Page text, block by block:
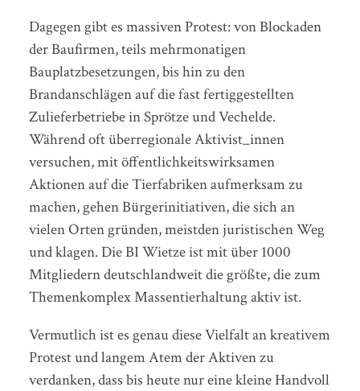
Dagegen gibt es massiven Protest: von Blockaden
der Baufirmen, teils mehrmonatigen
Bauplatzbesetzungen, bis hin zu den
Brandanschlägen auf die fast fertiggestellten
Zulieferbetriebe in Sprötze und Vechelde.
Während oft überregionale Aktivist_innen
versuchen, mit öffentlichkeitswirksamen
Aktionen auf die Tierfabriken aufmerksam zu
machen, gehen Bürgerinitiativen, die sich an
vielen Orten gründen, meistden juristischen Weg
und klagen. Die BI Wietze ist mit über 1000
Mitgliedern deutschlandweit die größte, die zum
Themenkomplex Massentierhaltung aktiv ist.
Vermutlich ist es genau diese Vielfalt an kreativem
Protest und langem Atem der Aktiven zu
verdanken, dass bis heute nur eine kleine Handvoll